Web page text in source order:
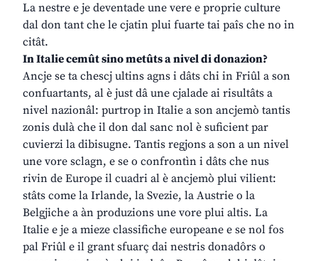
La nestre e je deventade une vere e proprie culture
dal don tant che le cjatin plui fuarte tai paîs che no in
citât.
In Italie cemût sino metûts a nivel di donazion?
Ancje se ta chescj ultins agns i dâts chi in Friûl a son
confuartants, al è just dâ une cjalade ai risultâts a
nivel nazionâl: purtrop in Italie a son ancjemò tantis
zonis dulà che il don dal sanc nol è suficient par
cuvierzi la dibisugne. Tantis regjons a son a un nivel
une vore sclagn, e se o confrontìn i dâts che nus
rivin de Europe il cuadri al è ancjemò plui vilient:
stâts come la Irlande, la Svezie, la Austrie o la
Belgjiche a àn produzions une vore plui altis. La
Italie e je a mieze classifiche europeane e se nol fos
pal Friûl e il grant sfuarç dai nestris donadôrs o